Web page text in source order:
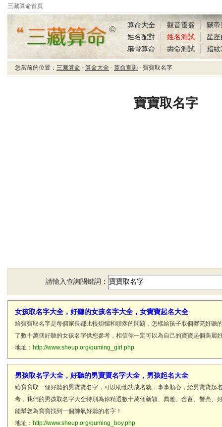
三藏算命首頁
三藏算命寶寶取名字
算命大全 觀音靈簽
關
姓名配對
姓名測試
星座
稱骨算命
壽命測試 指紋
您當前的位置： 三藏算命 - 算命大全 - 算命查詢 - 寶寶取名字
寶寶取名字
請輸入查詢關鍵詞：
女孩取名字大全，好聽的女孩名字大全，女寶寶起名大全
給寶寶取名字是每個家長都比較煩惱和頭疼的問題，怎樣給孩子取個響亮好聽
了數十萬個好聽的女孩名字供您參考，相信你一定可以為自己的寶寶起個美麗
地址： http://www.sheup.org/quming_girl.php
男孩取名字大全，好聽的男寶寶名字大全，男孩起名大全
給寶寶取一個好聽的男寶寶名字，可以助他功成名就，事事順心，給男寶寶起
考，我們的男孩取名字大全特別為你精選數十萬個新穎、典雅、含蓄、響亮、
能幫您為寶寶找到一個帥氣好聽的名字！
地址： http://www.sheup.org/quming_boy.php